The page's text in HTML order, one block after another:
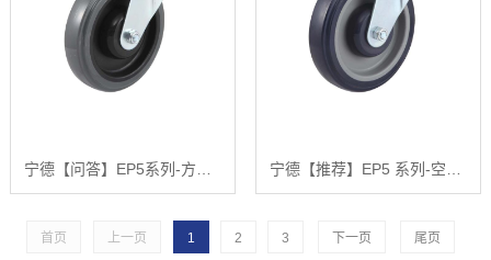
首页 上一页 1 2 3 下一页 尾页